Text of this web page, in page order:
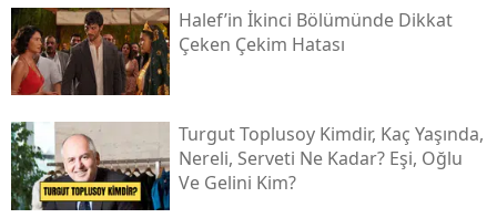
Halef’in İkinci Bölümünde Dikkat
Çeken Çekim Hatası
Turgut Toplusoy Kimdir, Kaç Yaşında,
Nereli, Serveti Ne Kadar? Eşi, Oğlu
Ve Gelini Kim?